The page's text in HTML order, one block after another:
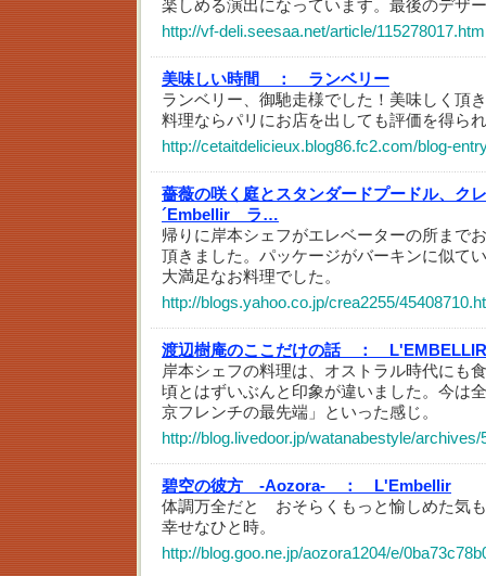
楽しめる演出になっています。最後のデザ
http://vf-deli.seesaa.net/article/
美味しい時間 ：
ランベリー
ランベリー、御馳走様でした！美味しく頂
料理ならパリにお店を出しても評価を得ら
http://cetaitdelicieux.blog86.fc2.com/blog-
薔薇の咲く庭とスタンダードプードル、
´Embellir ラ…
帰りに岸本シェフがエレベーターの所まで
頂きました。パッケージがバーキンに似て
大満足なお料理でした。
http://blogs.yahoo.co.jp/crea2255/
渡辺樹庵のここだけの話 ：
L'EMBELLIR
岸本シェフの料理は、オストラル時代にも
頃とはずいぶんと印象が違いました。今は
京フレンチの最先端」といった感じ。
http://blog.livedoor.jp/watanabestyle/archives/
碧空の彼方 -Aozora- ：
L'Embellir
体調万全だと おそらくもっと愉しめた気
幸せなひと時。
http://blog.goo.ne.jp/aozora1204/e/